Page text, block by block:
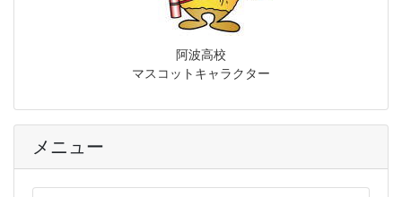
阿波高校
マスコットキャラクター
メニュー